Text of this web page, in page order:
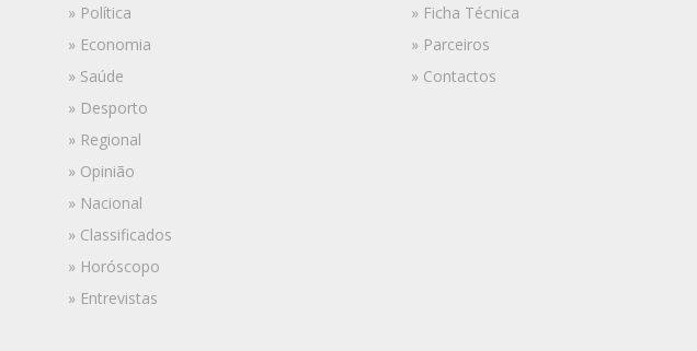
» Política
» Economia
» Saúde
» Desporto
» Regional
» Opinião
» Nacional
» Classificados
» Horóscopo
» Entrevistas
» Ficha Técnica
» Parceiros
» Contactos